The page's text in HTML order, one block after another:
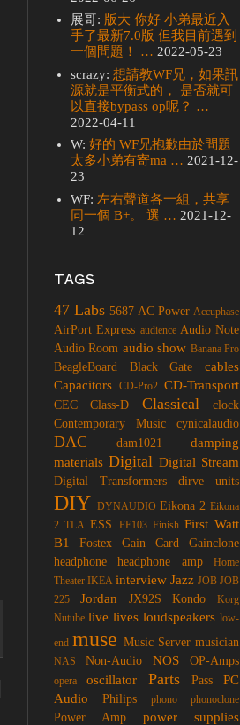
展哥: 版大 你好 小弟最近入
手了最新7.0版 但我目前遇到
一個問題！ … 2022-05-23
scrazy: 想請教WF兄，如果訊
源就是平衡式的， 是否就可
以直接bypass op呢？ …
2022-04-11
W: 好的 WF兄抱歉由於問題
太多小弟有寄ma … 2021-12-
23
WF: 左右聲道各一組，共享
同一個 B+。 選 … 2021-12-
12
TAGS
47 Labs 5687 AC Power Accuphase
AirPort Express audience Audio Note
Audio Room audio show Banana Pro
BeagleBoard Black Gate
cables
Capacitors CD-Pro2 CD-Transport
CEC Class-D Classical
clock
Contemporary Music
cynicalaudio
DAC dam1021
damping
materials Digital Digital Stream
Digital Transformers dirve units
DIY DYNAUDIO Eikona 2 Eikona
2 TLA ESS FE103 Finish First Watt
B1
Fostex Gain Card
Gainclone
headphone
headphone amp
Home
Theater IKEA interview Jazz JOB JOB
225
Jordan JX92S Kondo
Korg
Nutube live lives loudspeakers low-
end muse Music Server musician
NAS Non-Audio NOS OP-Amps
opera oscillator Parts Pass
PC
Audio
Philips phono phonoclone
Power Amp
power supplies